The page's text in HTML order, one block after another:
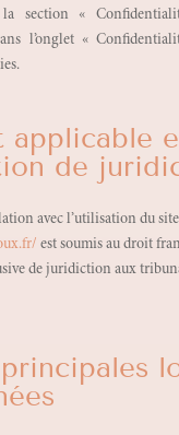
la section «
l’onglet «
applicable
de
avec l’utilisation du site
est soumis au droit
de juridiction aux